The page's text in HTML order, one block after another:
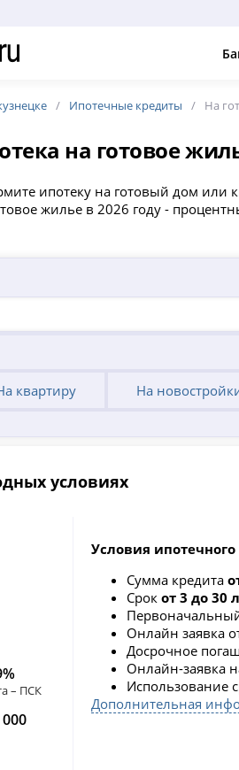
Ипотечные кредиты На
на готовое
ипотеку на готовый дом или
жилье в 2026 году -
квартиру На
условиях
– ПСК
Условия
Сумма кредита
Срок от 3 до 30
Онлайн заявка
Досрочное
Онлайн-заявка
Использование
Дополнительная